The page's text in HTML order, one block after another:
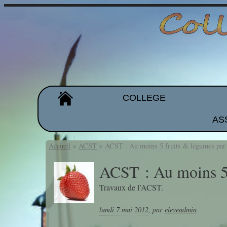
COLLEGE
Les équipes
Projet d'établissement
Galeries de photos
Accueil > ACST > ACST : Au moins 5 fruits & légumes
ACST : Au moins
Travaux de l’ACST.
lundi 7 mai 2012,pareleveadmin